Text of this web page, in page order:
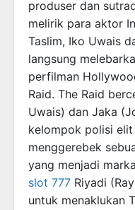
produser dan
melirik para aktor
Taslim, Iko Uwais
langsung
perfilman
Raid. The Raid
Uwais) dan Jaka
kelompok polisi
menggerebek
yang menjadi
slot 777 Riyadi
untuk menaklukan